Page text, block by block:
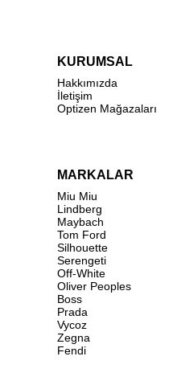
KURUMSAL
Hakkımızda
İletişim
Optizen Mağazaları
MARKALAR
Miu Miu
Lindberg
Maybach
Tom Ford
Silhouette
Serengeti
Off-White
Oliver Peoples
Boss
Prada
Vycoz
Zegna
Fendi